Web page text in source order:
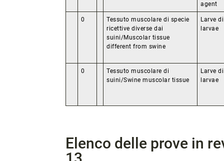
agent
0
Tessuto muscolare di specie
ricettive diverse dai
suini/Muscolar tissue
different from swine
Larve
larvae
0
Tessuto muscolare di
suini/Swine muscolar tissue
Larve
larvae
Elenco delle prove in